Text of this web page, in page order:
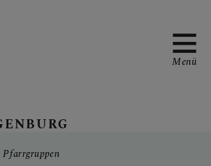
ICH TUN,
Menü
Pfarrgruppen